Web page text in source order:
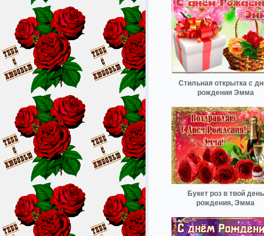
Стильная открытка с
рождения Эмма
Букет роз в твой день
рождения, Эмма